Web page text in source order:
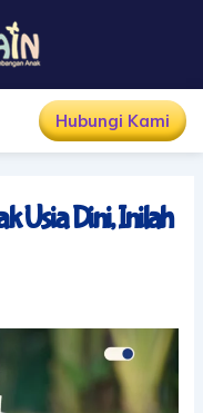
Hubungi Kami
Usia Dini, Inilah